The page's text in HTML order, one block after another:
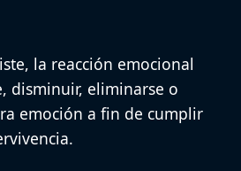
la reacción emocional
disminuir, eliminarse o
emoción a fin de cumplir